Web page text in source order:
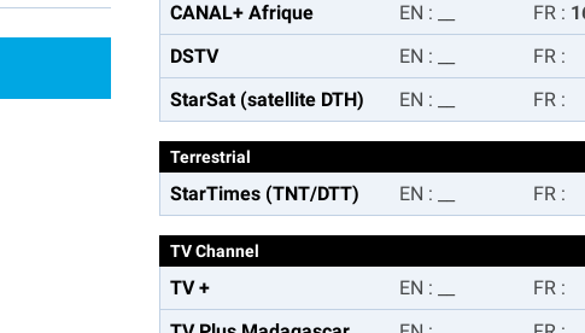
CANAL+ Afrique EN : FR :
DSTV
EN : FR :
StarSat (satellite DTH)
EN : FR :
Terrestrial
StarTimes (TNT/DTT) EN : FR :
TV Channel
TV + EN : FR :